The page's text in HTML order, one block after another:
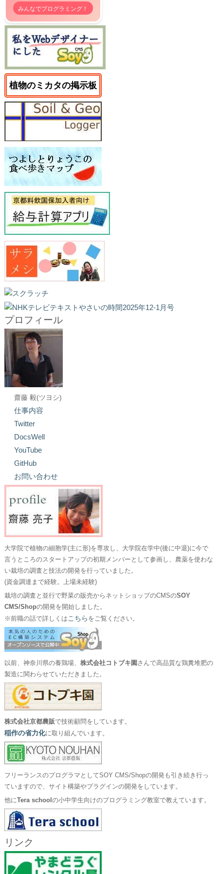
みんなでプログラミング！
植物のミカタの掲示板
プロフィール
齋藤 毅(ツヨシ)
仕事内容
Twitter
DocsWell
YouTube
GitHub
お問い合わせ
大学院で植物の細胞学(主に形)を専攻し、大学院在学中(後に中退)に今で
言うところのスタートアップの初期メンバーとして参画し、農薬を使わな
い栽培の調査と技法の開発を行っていました。
(資金調達まで経験。上場未経験)
栽培の調査と並行で野菜の販売からネットショップのCMSのSOY
CMS/Shopの開発を開始しました。
※前職の話で詳しくはこちら をご覧ください。
以前、神奈川県の養鶏場、 株式会社コトブキ園 さんで高品質な鶏糞堆肥の
製造に関わらせていただきました。
株式会社京都農販で技術顧問をしています。
稲作の省力化に取り組んでいます。
フリーランスのプログラマとしてSOY CMS/Shopの開発も引き続き行っ
ていますので、サイト構築やプラグインの開発をしています。
他にTera school の小中学生向けのプログラミング教室で教えています。
リンク